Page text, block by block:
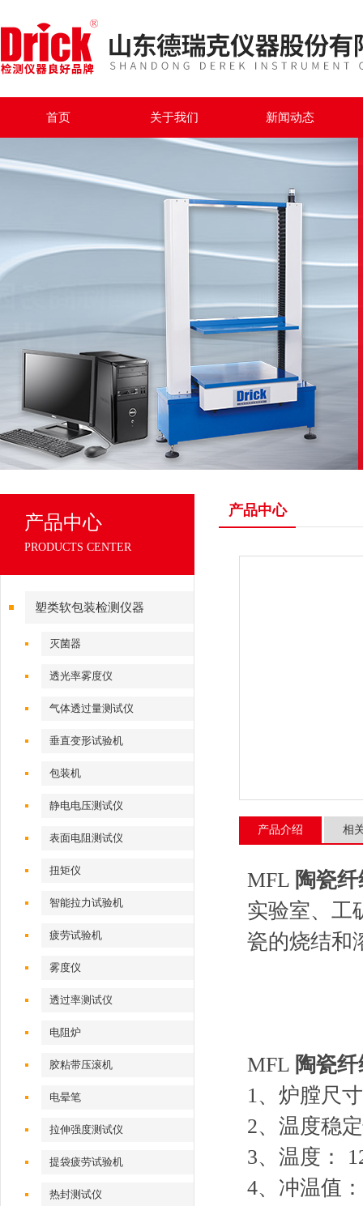
首页 关于我们 新闻动态
产品中心
PRODUCTS CENTER
塑类软包装检测仪器
灭菌器
透光率雾度仪
气体透过量测试仪
垂直变形试验机
包装机
静电电压测试仪
表面电阻测试仪
扭矩仪
智能拉力试验机
疲劳试验机
雾度仪
透过率测试仪
电阻炉
胶粘带压滚机
电晕笔
拉伸强度测试仪
提袋疲劳试验机
热封测试仪
产品中心
产品介绍 相
MFL 陶瓷
实验室、工
瓷的烧结和
MFL 陶瓷
1、炉膛尺
2、温度稳
3、温度：
4、冲温值